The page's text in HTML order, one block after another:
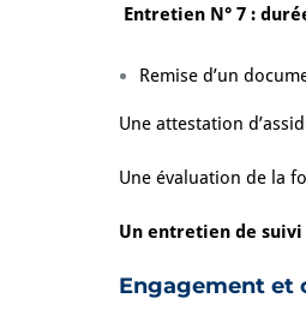
Entretien N° 7 :
Remise d’un
Une attestation
Une évaluation de la
Un entretien de
Engagement et